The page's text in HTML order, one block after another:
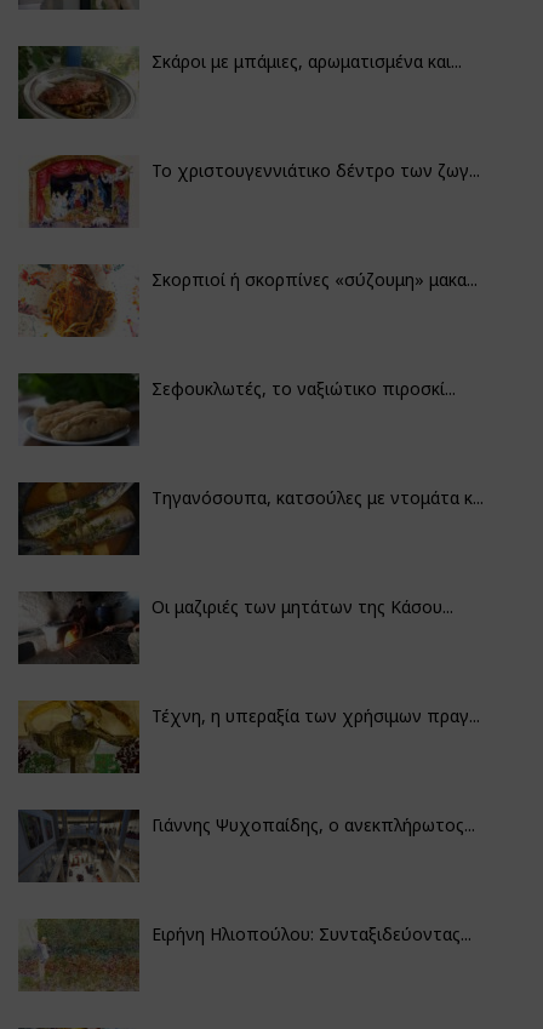
Σκάροι με μπάμιες, αρωματισμένα και...
Το χριστουγεννιάτικο δέντρο των ζωγ...
Σκορπιοί ή σκορπίνες «σύζουμη» μακα...
Σεφουκλωτές, το ναξιώτικο πιροσκί...
Τηγανόσουπα, κατσούλες με ντομάτα κ...
Οι μαζιριές των μητάτων της Κάσου...
Τέχνη, η υπεραξία των χρήσιμων πραγ...
Γιάννης Ψυχοπαίδης, ο ανεκπλήρωτος...
Ειρήνη Ηλιοπούλου: Συνταξιδεύοντας...